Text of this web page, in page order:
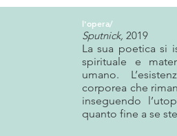
l'opera/
Sputnick, 2019
La sua poetica si
spirituale e
umano.
corporea che
inseguendo
quanto fine a se